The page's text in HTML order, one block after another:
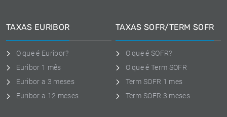
TAXAS EURIBOR
O que é Euribor?
Euribor 1 mês
Euribor a 3 meses
Euribor a 12 meses
TAXAS SOFR/TERM SOFR
O que é SOFR?
O que é Term SOFR
Term SOFR 1 mes
Term SOFR 3 meses